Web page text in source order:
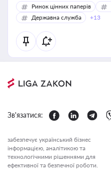
Ринок цінних паперів
Державна служба
+13
Зв'язатися:
забезпечує український бізнес
інформацією, аналітикою та
технологічними рішеннями для
ефективної та безпечної роботи.